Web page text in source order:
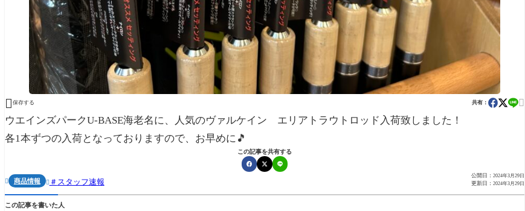
 保存する 共有：

ウエインズパークU-BASE海老名に、人気のヴァルケイン エリアトラウトロッド入荷致しました！
各1本ずつの入荷となっておりますので、お早めに🎵
この記事を共有する
 商品情報  スタッフ速報
公開日： 2024年3月29日
更新日： 2024年3月29日
この記事を書いた人